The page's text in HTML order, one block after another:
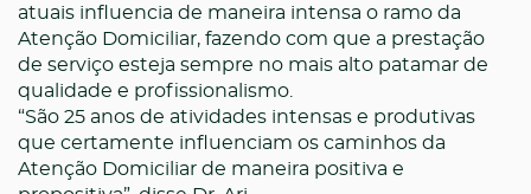
atuais influencia de maneira intensa o ramo da
Atenção Domiciliar, fazendo com que a prestação
de serviço esteja sempre no mais alto patamar de
qualidade e profissionalismo.
“São 25 anos de atividades intensas e produtivas
que certamente influenciam os caminhos da
Atenção Domiciliar de maneira positiva e